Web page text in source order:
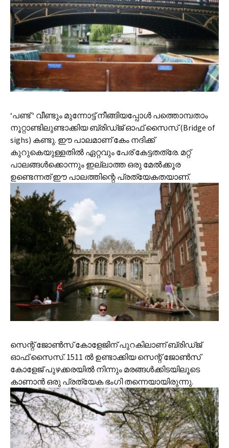
‘പണ്ട് ‘ വീണ്ടും മുന്നോട്ട് നീങ്ങിയപ്പോള്‍ പത്തൊമ്പതാം
നൂറ്റാണ്ടിലുണ്ടാക്കിയ ബ്രിഡ്‌ജ് ഓഫ് സൈസ് (Bridge of
sighs) കണ്ടു. ഈ പാലമാണ് കേം നദിക്ക്
കുറുകെയുള്ളതില്‍ ഏറ്റവും പേര് കേട്ടതത്രേ. മറ്റ്
പാലങ്ങള്‍ക്കൊന്നും ഇല്ലാത്ത ഒരു മേല്‍ക്കൂര
ഉണ്ടെന്നത് ഈ പാലത്തിന്റെ പ്രത്യേകതയാണ്.
സെന്റ് ജോണ്‍‌സ് കോളേജിന് പുറകിലാണ് ബ്രിഡ്‌ജ്
ഓഫ് സൈസ്. 1511 ല്‍ ഉണ്ടാക്കിയ സെന്റ് ജോണ്‍‌സ്
കോളേജ് പുഴക്കരയില്‍ നിന്നും മരങ്ങള്‍‍ക്കിടയിലൂടെ
കാണാന്‍ ഒരു പ്രത്യേക ഭംഗി തന്നെയായിരുന്നു.